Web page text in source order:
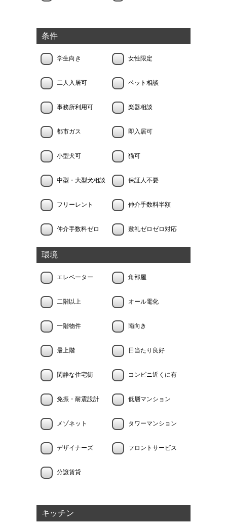
条件
学生向き 女性限定
二人入居可 ペット相談
事務所利用可 楽器相談
都市ガス 即入居可
小型犬可 猫可
中型・大型犬相談 保証人不要
フリーレント 仲介手数料半額
仲介手数料ゼロ 敷礼ゼロゼロ対応
環境
エレベーター 角部屋
二階以上 オール電化
一階物件 南向き
最上階 日当たり良好
閑静な住宅街 コンビニ近くに有
免振・耐震設計 低層マンション
メゾネット タワーマンション
デザイナーズ フロントサービス
分譲賃貸
キッチン